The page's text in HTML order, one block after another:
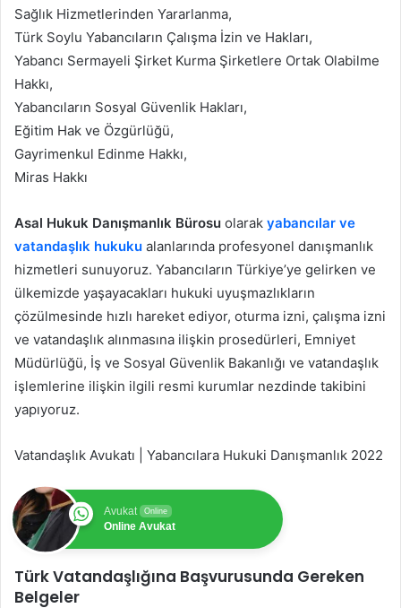
Sağlık Hizmetlerinden Yararlanma,
Türk Soylu Yabancıların Çalışma İzin ve Hakları,
Yabancı Sermayeli Şirket Kurma Şirketlere Ortak Olabilme
Hakkı,
Yabancıların Sosyal Güvenlik Hakları,
Eğitim Hak ve Özgürlüğü,
Gayrimenkul Edinme Hakkı,
Miras Hakkı
Asal Hukuk Danışmanlık Bürosu olarak yabancılar ve
vatandaşlık hukuku alanlarında profesyonel danışmanlık
hizmetleri sunuyoruz. Yabancıların Türkiye’ye gelirken ve
ülkemizde yaşayacakları hukuki uyuşmazlıkların
çözülmesinde hızlı hareket ediyor, oturma izni, çalışma izni
ve vatandaşlık alınmasına ilişkin prosedürleri, Emniyet
Müdürlüğü, İş ve Sosyal Güvenlik Bakanlığı ve vatandaşlık
işlemlerine ilişkin ilgili resmi kurumlar nezdinde takibini
yapıyoruz.
Vatandaşlık Avukatı | Yabancılara Hukuki Danışmanlık 2022
Avukat Online
Online Avukat
Türk Vatandaşlığına Başvurusunda Gereken
Belgeler